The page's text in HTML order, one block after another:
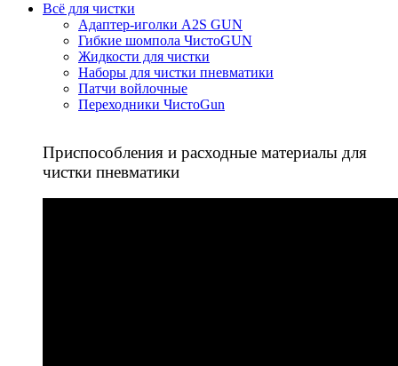
Всё для чистки
Адаптер-иголки A2S GUN
Гибкие шомпола ЧистоGUN
Жидкости для чистки
Наборы для чистки пневматики
Патчи войлочные
Переходники ЧистоGun
Приспособления и расходные материалы для
чистки пневматики